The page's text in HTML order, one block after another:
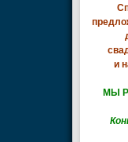
и
МЫ